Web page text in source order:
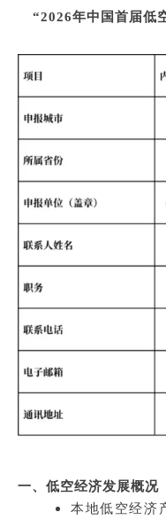
“2026年中国首届低
一、低空经济发展概况
本地低空经济